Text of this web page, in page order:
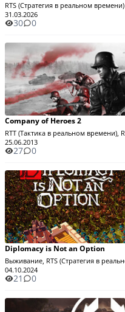
RTS (Стратегия в реальном времени)
31.03.2026
30 0
Company of Heroes 2
RTT (Тактика в реальном времени),
25.06.2013
27 0
Diplomacy is Not an Option
Выживание, RTS (Стратегия в
04.10.2024
21 0